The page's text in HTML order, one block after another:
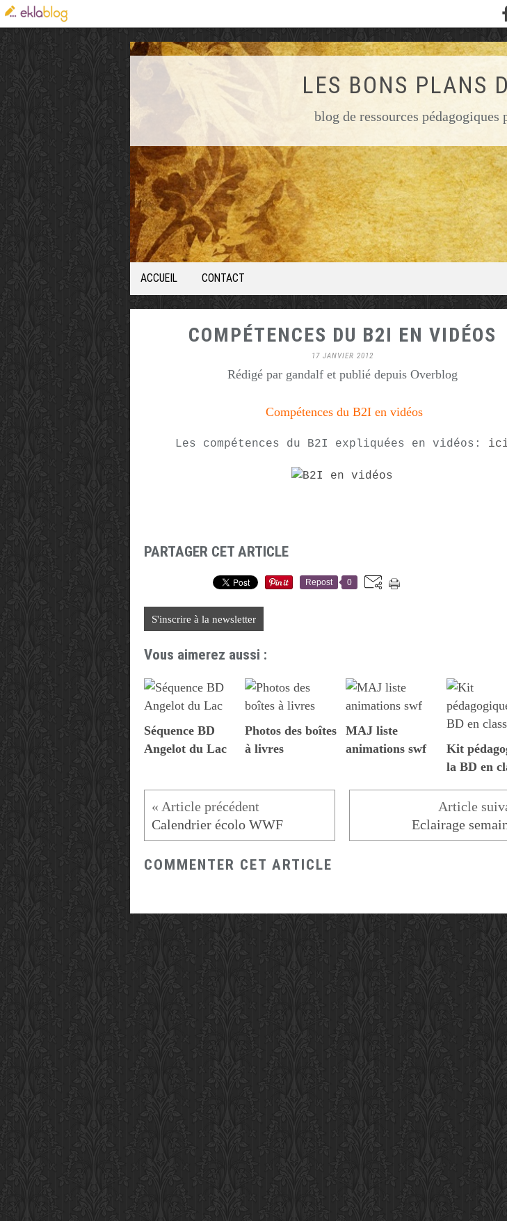
LES BONS PLANS
blog de ressources
ACCUEIL CONTACT
COMPÉTENCES DU B2I EN VIDÉOS
17 JANVIER 2012
Rédigé par gandalf et publié depuis Overblog
Compétences du B2I en vidéos
Les compétences du B2I expliquées en vidéos:
PARTAGER CET ARTICLE
Repost 0
S'inscrire à la newsletter
Vous aimerez aussi :
Séquence BD
Angelot du Lac
Photos des boîtes
à livres
MAJ liste
animations swf
Kit
la BD en
Calendrier écolo WWF Eclairage
COMMENTER CET ARTICLE